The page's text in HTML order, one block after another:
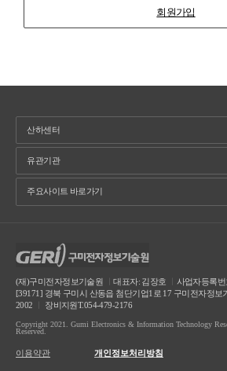
회원가입
(재)구미전자정보기술원 ㅣ대표자: 김장호
사업자등록번
[39171] 경북 구미시 산동읍 첨단기업1로 17 구미전자정보
2002
장비지원T.054-479-2176
Copyright 2021. Gumi Electronics & Information Technology
Reserved.
이용약관 개인정보처리방침